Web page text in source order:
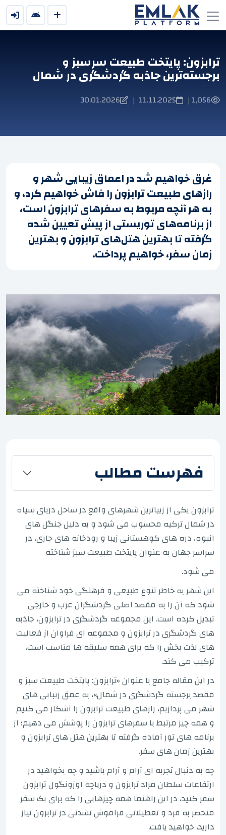
ترابزون: پایتخت طبیعت سرسبز و
برجسته‌ترین جاذبه گردشگری در شمال
1,056
|
11.11.2025
|
30.01.2026
غرق خواهیم شد در اعماق زیبایی شهر و
رازهای طبیعت ترابزون را فاش خواهیم کرد، و
به هر آنچه مربوط به سفرهای ترابزون است،
از برنامه‌های توریستی از پیش تعیین شده
گرفته تا بهترین هتل‌های ترابزون و بهترین
زمان سفر، خواهیم پرداخت.
فهرست مطالب
ترابزون یکی از زیباترین شهرهای واقع در ساحل دریای سیاه
در شمال ترکیه محسوب می شود و به دلیل جنگل های
انبوه، دره های کوهستانی زیبا و رودخانه های جاری، در
سراسر جهان به عنوان پایتخت طبیعت سبز شناخته
می شود.
این شهر به خاطر تنوع طبیعی و فرهنگی خود شناخته می
شود که آن را به مقصد اصلی گردشگران عرب و خارجی
تبدیل کرده است. این مجموعه گردشگری در ترابزون، جاذبه
های گردشگری در ترابزون و مجموعه ای فراوان از فعالیت
های لذت بخش را که برای همه سلیقه ها مناسب است،
ترکیب می کند.
در این مقاله جامع با عنوان «ترابزون: پایتخت طبیعت سبز و
مقصد برجسته گردشگری در شمال»، به عمق زیبایی های
شهر می پردازیم، رازهای طبیعت ترابزون را آشکار می کنیم
و همه چیز مرتبط با سفرهای ترابزون را پوشش می دهیم؛ از
برنامه های تور آماده گرفته تا بهترین هتل های ترابزون و
بهترین زمان های سفر.
چه به دنبال تجربه ای آرام و آرام باشید و چه بخواهید در
ارتفاعات سلطان مراد ترابزون و دریاچه اوزونگول ترابزون
سفر کنید، در این راهنما همه چیزهایی را که برای یک سفر
منحصر به فرد و تعطیلاتی فراموش نشدنی در ترابزون نیاز
دارید، خواهید یافت.